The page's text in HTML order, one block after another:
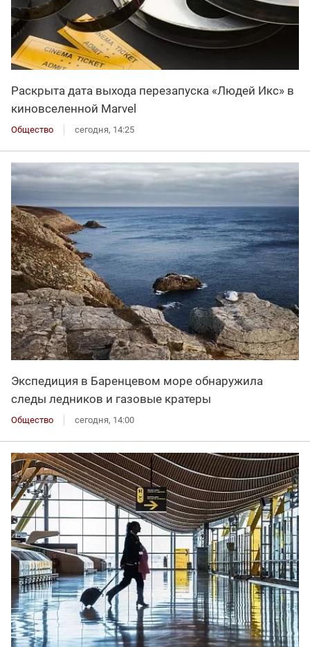
Раскрыта дата выхода перезапуска «Людей Икс» в
киновселенной Marvel
Общество сегодня, 14:25
Экспедиция в Баренцевом море обнаружила
следы ледников и газовые кратеры
Общество сегодня, 14:00